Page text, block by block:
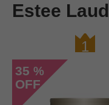
Estee
1
35 %
OFF